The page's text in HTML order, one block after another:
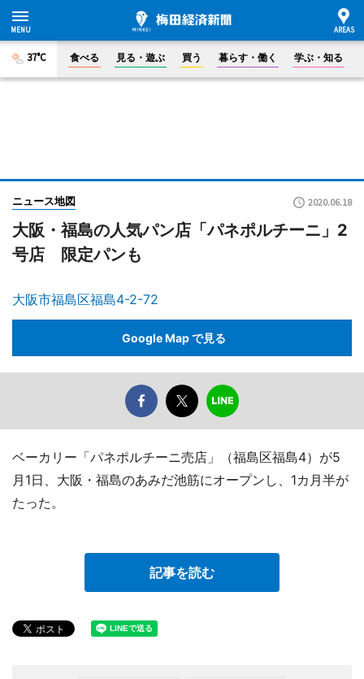
37°C 食べる 見る・遊ぶ 買う 暮らす・働く 学ぶ・知る
ニュース地図 2020.06.18
大阪・福島の人気パン店「パネポルチーニ」2
号店 限定パンも
大阪市福島区福島4-2-72
Google Map で見る
ベーカリー「パネポルチーニ売店」（福島区福島4）が5
月1日、大阪・福島のあみだ池筋にオープンし、1カ月半が
たった。
記事を読む